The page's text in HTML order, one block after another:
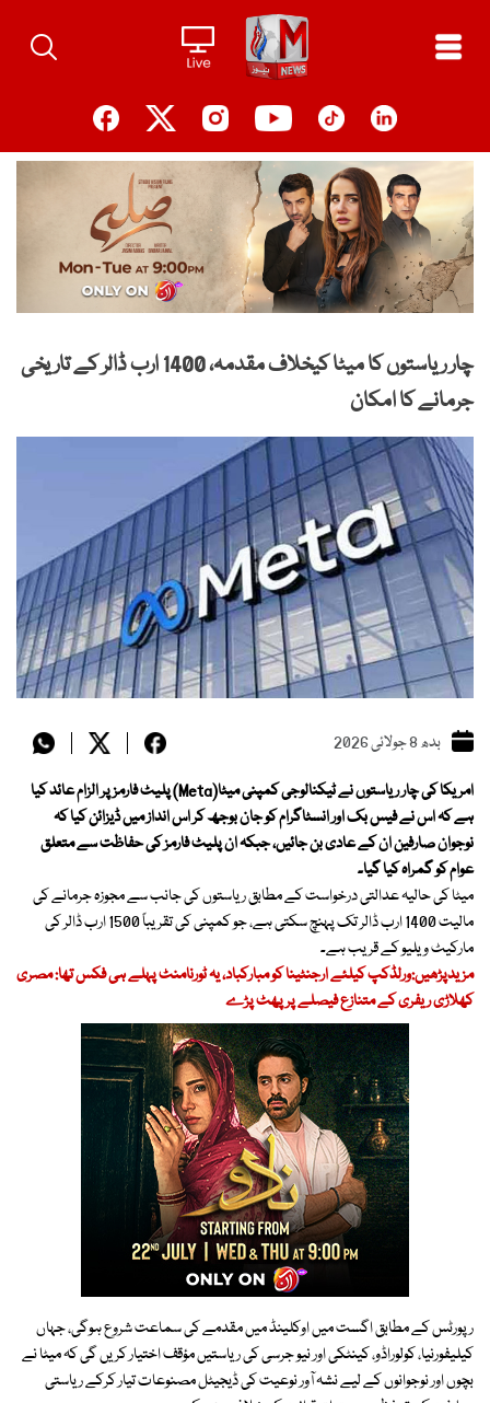
content
چار ریاستوں کا میٹا کیخلاف مقدمہ، 1400 ارب ڈالر کے تاریخی
جرمانے کا امکان
بدھ 8 جولائی 2026
امریکا کی چار ریاستوں نے ٹیکنالوجی کمپنی میٹا(Meta) پلیٹ فارمز پر الزام عائد کیا
ہے کہ اس نے فیس بک اور انسٹاگرام کو جان بوجھ کر اس انداز میں ڈیزائن کیا کہ
نوجوان صارفین ان کے عادی بن جائیں، جبکہ ان پلیٹ فارمز کی حفاظت سے متعلق
عوام کو گمراہ کیا گیا۔
میٹا کی حالیہ عدالتی درخواست کے مطابق ریاستوں کی جانب سے مجوزہ جرمانے کی
مالیت 1400 ارب ڈالر تک پہنچ سکتی ہے، جو کمپنی کی تقریباً 1500 ارب ڈالر کی
مارکیٹ ویلیو کے قریب ہے۔
مزیدپڑھیں:ورلڈکپ کیلئے ارجنٹینا کو مبارکباد، یہ ٹورنامنٹ پہلے ہی فکس تھا: مصری
کھلاڑی ریفری کے متنازع فیصلے پر پھٹ پڑے
رپورٹس کے مطابق اگست میں اوکلینڈ میں مقدمے کی سماعت شروع ہوگی، جہاں
کیلیفورنیا، کولوراڈو، کینٹکی اور نیو جرسی کی ریاستیں مؤقف اختیار کریں گی کہ میٹا نے
بچوں اور نوجوانوں کے لیے نشہ آور نوعیت کی ڈیجیٹل مصنوعات تیار کرکے ریاستی